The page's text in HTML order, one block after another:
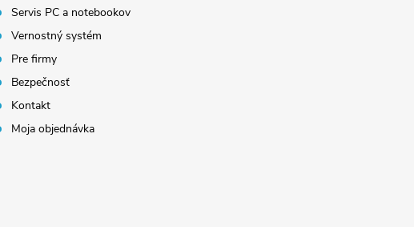
Servis PC a notebookov
Vernostný systém
Pre firmy
Bezpečnosť
Kontakt
Moja objednávka